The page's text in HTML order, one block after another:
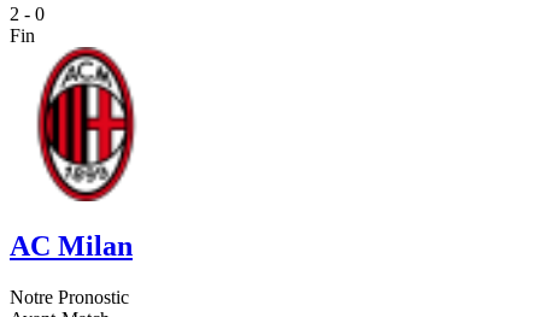
2 - 0
Fin
AC Milan
Notre Pronostic